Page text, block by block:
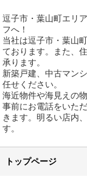
逗子市・葉山町エリ
フへ！
当社は逗子市・葉山
ております。また、
承ります。
新築戸建、中古マン
任せください。
海近物件や海見えの
事前にお電話をいた
きます。明るい店内
す。
トップページ